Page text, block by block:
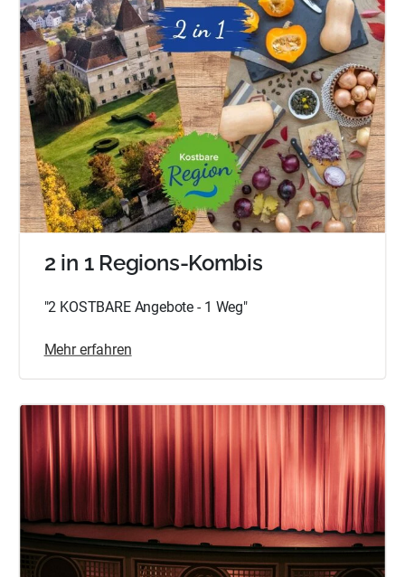
2 in 1 Regions-Kombis
"2 KOSTBARE Angebote - 1 Weg"
Mehr erfahren